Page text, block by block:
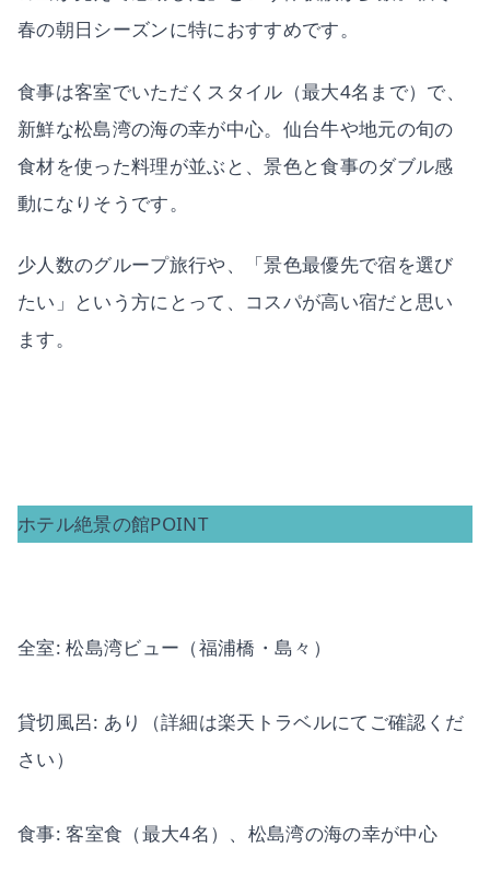
春の朝日シーズンに特におすすめです。
食事は客室でいただくスタイル（最大4名まで）で、
新鮮な松島湾の海の幸が中心。仙台牛や地元の旬の
食材を使った料理が並ぶと、景色と食事のダブル感
動になりそうです。
少人数のグループ旅行や、「景色最優先で宿を選び
たい」という方にとって、コスパが高い宿だと思い
ます。
ホテル絶景の館POINT
全室: 松島湾ビュー（福浦橋・島々）
貸切風呂: あり（詳細は楽天トラベルにてご確認くだ
さい）
食事: 客室食（最大4名）、松島湾の海の幸が中心